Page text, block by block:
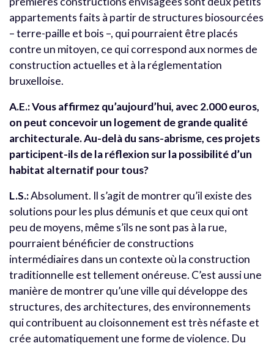
appartements faits à partir de structures biosourcées
– terre-paille et bois –, qui pourraient être placés
contre un mitoyen, ce qui correspond aux normes de
construction actuelles et à la réglementation
bruxelloise.
A.E.: Vous affirmez qu’aujourd’hui, avec 2.000 euros,
on peut concevoir un logement de grande qualité
architecturale. Au-delà du sans-abrisme, ces projets
participent-ils de la réflexion sur la possibilité d’un
habitat alternatif pour tous?
L.S.:Absolument. Il s’agit de montrer qu’il existe des
solutions pour les plus démunis et que ceux qui ont
peu de moyens, même s’ils ne sont pas à la rue,
pourraient bénéficier de constructions
intermédiaires dans un contexte où la construction
traditionnelle est tellement onéreuse. C’est aussi une
manière de montrer qu’une ville qui développe des
structures, des architectures, des environnements
qui contribuent au cloisonnement est très néfaste et
crée automatiquement une forme de violence. Du